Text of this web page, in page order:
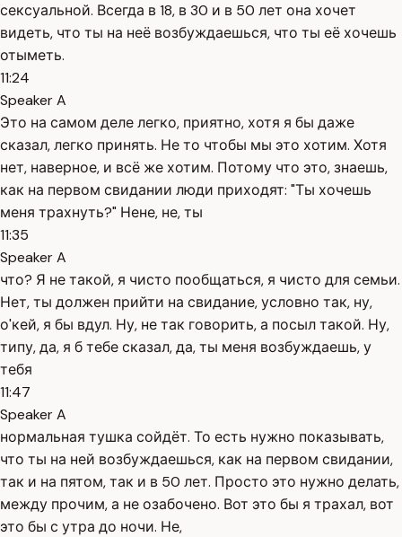
сексуальной. Всегда в 18, в 30 и в 50 лет она хочет
видеть, что ты на неё возбуждаешься, что ты её хочешь
отыметь.
11:24
Speaker A
Это на самом деле легко, приятно, хотя я бы даже
сказал, легко принять. Не то чтобы мы это хотим. Хотя
нет, наверное, и всё же хотим. Потому что это, знаешь,
как на первом свидании люди приходят: "Ты хочешь
меня трахнуть?" Нене, не, ты
11:35
Speaker A
что? Я не такой, я чисто пообщаться, я чисто для семьи.
Нет, ты должен прийти на свидание, условно так, ну,
о'кей, я бы вдул. Ну, не так говорить, а посыл такой. Ну,
типу, да, я б тебе сказал, да, ты меня возбуждаешь, у
тебя
11:47
Speaker A
нормальная тушка сойдёт. То есть нужно показывать,
что ты на ней возбуждаешься, как на первом свидании,
так и на пятом, так и в 50 лет. Просто это нужно делать,
между прочим, а не озабочено. Вот это бы я трахал, вот
это бы с утра до ночи. Не,